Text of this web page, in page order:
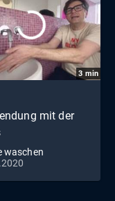
3 min
mit der
waschen